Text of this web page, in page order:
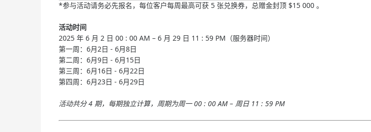
*参与活动请务必先报名，每位客户每周最高可获 5 张兑换券，总赠金封顶 $15 000 。
活动时间
2025 年 6 月 2 日 00 : 00 AM – 6 月 29 日 11 : 59 PM（服务器时间）
第一周：6月2日 - 6月8日
第二周：6月9日 - 6月15日
第三周：6月16日 - 6月22日
第四周：6月23日 - 6月29日
活动共分 4 期，每期独立计算，周期为周一 00 : 00 AM – 周日 11 : 59 PM